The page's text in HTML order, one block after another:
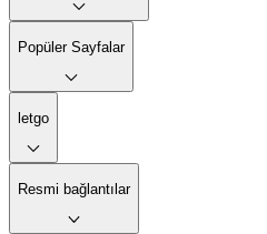
Popüler Sayfalar
letgo
Resmi bağlantılar